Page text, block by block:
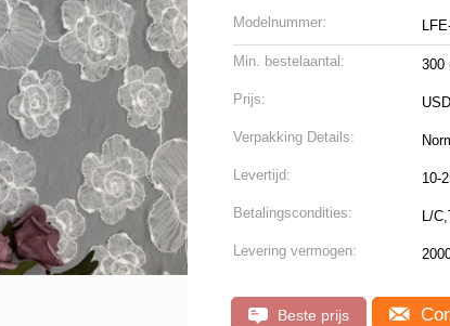
Modelnummer:
Min. bestelaantal: 300
Prijs:
Verpakking Details:
Levertijd: 10-
Betalingscondities: L/
Levering vermogen:
Beste prijs